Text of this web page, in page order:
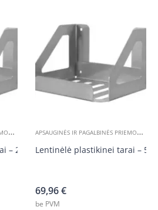
A
PSAUGINĖS IR PAGALBINĖS PRIEMONĖS ĮRANKIAI,ĮVAIRIOS PREKĖS,ĮVAIRŪS
– 20l, 25l
A
PSAUGINĖS IR PAGALBINĖS PRIEMONĖS
Lentinėlė plastikinei tarai – 5l,
69,96€
be PVM